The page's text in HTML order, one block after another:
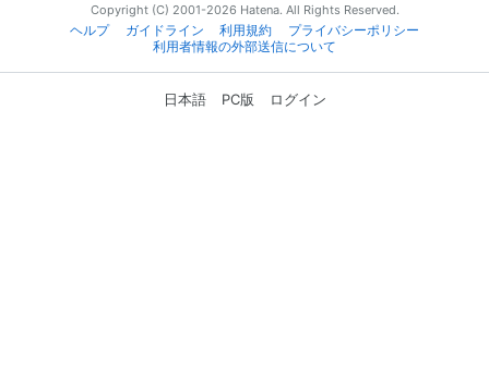
Copyright (C) 2001-2026 Hatena. All Rights Reserved.
ヘルプ
ガイドライン 利用規約
プライバシーポリシー
利用者情報の外部送信について
日本語 PC版 ログイン